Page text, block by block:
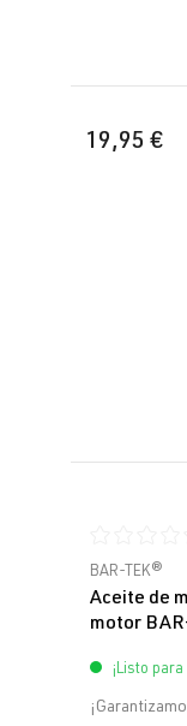
19,95 €
Calificación
BAR-TEK®
Aceite de
motor
¡Listo